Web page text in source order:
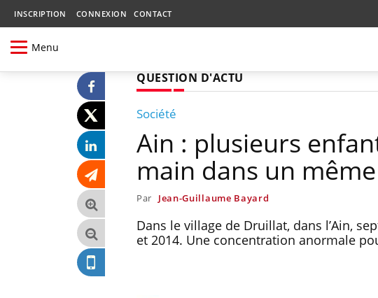
INSCRIPTION CONNEXION CONTACT
Menu
QUESTION D'ACTU
Société
Ain : plusieurs
main dans un
Par Jean-Guillaume Bayard
Dans le village de Druillat, dans l’Ain,
et 2014. Une concentration anormale